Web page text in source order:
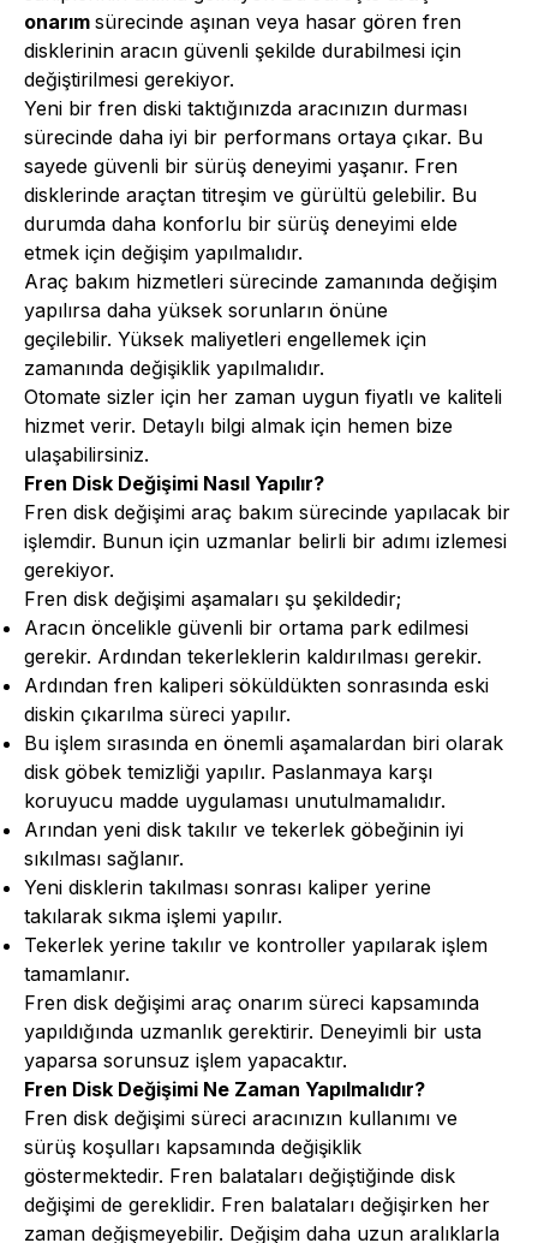
onarım sürecinde aşınan veya hasar gören fren
disklerinin aracın güvenli şekilde durabilmesi için
değiştirilmesi gerekiyor.
Yeni bir fren diski taktığınızda aracınızın durması
sürecinde daha iyi bir performans ortaya çıkar. Bu
sayede güvenli bir sürüş deneyimi yaşanır. Fren
disklerinde araçtan titreşim ve gürültü gelebilir. Bu
durumda daha konforlu bir sürüş deneyimi elde
etmek için değişim yapılmalıdır.
Araç bakım hizmetleri sürecinde zamanında değişim
yapılırsa daha yüksek sorunların önüne
geçilebilir. Yüksek maliyetleri engellemek için
zamanında değişiklik yapılmalıdır.
Otomate sizler için her zaman uygun fiyatlı ve kaliteli
hizmet verir. Detaylı bilgi almak için hemen bize
ulaşabilirsiniz.
Fren Disk Değişimi Nasıl Yapılır?
Fren disk değişimi araç bakım sürecinde yapılacak bir
işlemdir. Bunun için uzmanlar belirli bir adımı izlemesi
gerekiyor.
Fren disk değişimi aşamaları şu şekildedir;
Aracın öncelikle güvenli bir ortama park edilmesi
gerekir. Ardından tekerleklerin kaldırılması gerekir.
Ardından fren kaliperi söküldükten sonrasında eski
diskin çıkarılma süreci yapılır.
Bu işlem sırasında en önemli aşamalardan biri olarak
disk göbek temizliği yapılır. Paslanmaya karşı
koruyucu madde uygulaması unutulmamalıdır.
Arından yeni disk takılır ve tekerlek göbeğinin iyi
sıkılması sağlanır.
Yeni disklerin takılması sonrası kaliper yerine
takılarak sıkma işlemi yapılır.
Tekerlek yerine takılır ve kontroller yapılarak işlem
tamamlanır.
Fren disk değişimi araç onarım süreci kapsamında
yapıldığında uzmanlık gerektirir. Deneyimli bir usta
yaparsa sorunsuz işlem yapacaktır.
Fren Disk Değişimi Ne Zaman Yapılmalıdır?
Fren disk değişimi süreci aracınızın kullanımı ve
sürüş koşulları kapsamında değişiklik
göstermektedir. Fren balataları değiştiğinde disk
değişimi de gereklidir. Fren balataları değişirken her
zaman değişmeyebilir. Değişim daha uzun aralıklarla